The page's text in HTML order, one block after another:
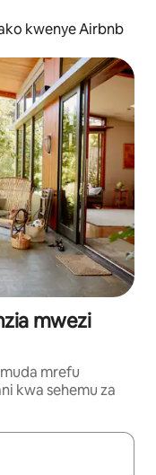
kwenye Airbnb
mwezi
mrefu
kwa sehemu za
kwa kutumia vitufe vya